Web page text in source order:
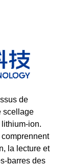
de
scellage
ion.
la lecture et
barres des